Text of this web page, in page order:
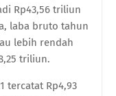
Rp43,56 triliun
laba bruto tahun
lebih rendah
triliun.
tercatat Rp4,93